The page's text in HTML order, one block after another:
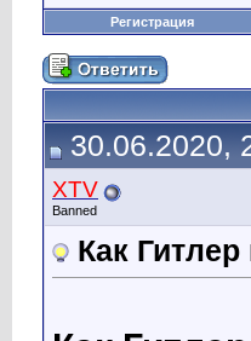
Регистрация
30.06.2020,
XTV
Banned
Как